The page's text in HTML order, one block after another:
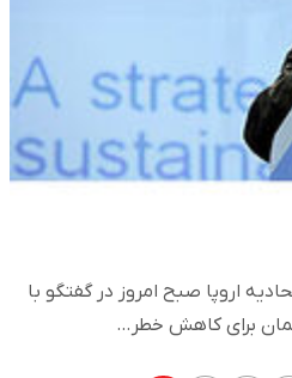
اروپا صبح امروز در گفتگو با
برای کاهش خطر…